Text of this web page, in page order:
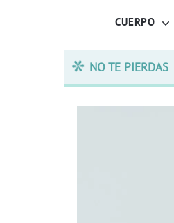
CUERPO
NO TE PIERDAS